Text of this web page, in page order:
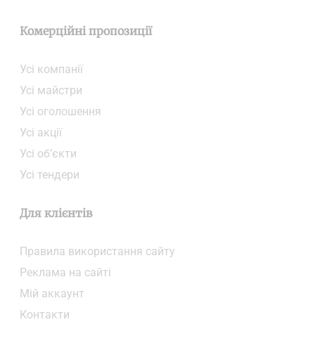
Комерційні пропозиції
Усі компанії
Усі майстри
Усі оголошення
Усі акції
Усі об’єкти
Усі тендери
Для клієнтів
Правила використання сайту
Реклама на сайті
Мій аккаунт
Контакти